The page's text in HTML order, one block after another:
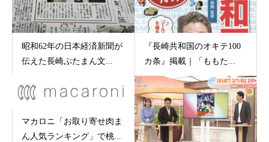
昭和62年の日本経済新聞が
伝えた長崎ぶたまん文...
『長崎共和国のオキテ100
カ条』掲載｜「ももた...
マカロニ「お取り寄せ肉ま
ん人気ランキング」で桃...